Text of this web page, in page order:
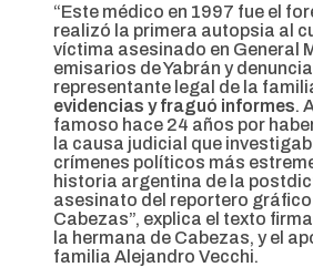
“Este médico en 1997 fue el
realizó la primera autopsia al
víctima asesinado en General
emisarios de Yabrán y
representante legal de la
evidencias y fraguó informes.
famoso hace 24 años por
la causa judicial que
crímenes políticos más
historia argentina de la
asesinato del reportero
Cabezas”, explica el texto
la hermana de Cabezas, y el
familia Alejandro Vecchi.